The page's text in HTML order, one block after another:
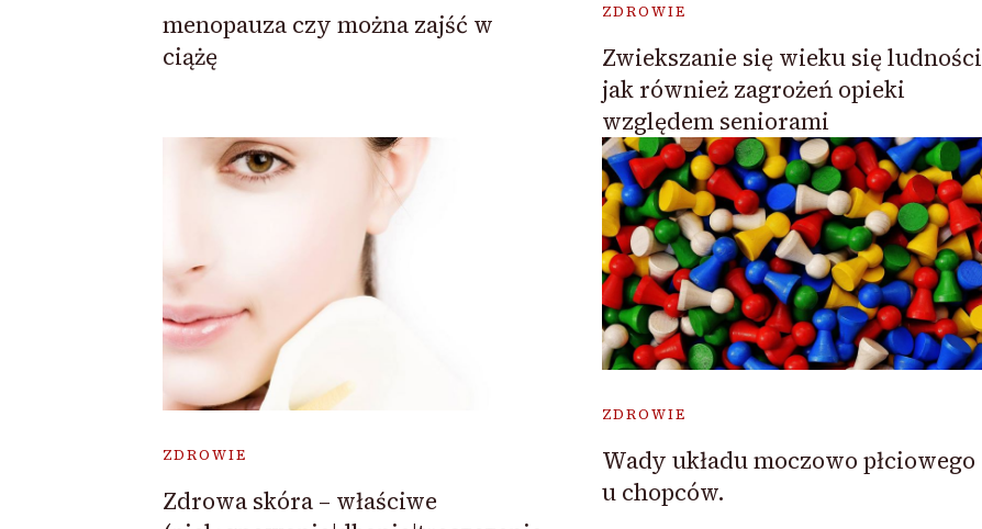
menopauza czy można zajść w
ciążę
ZDROWIE
Zwiekszanie się wieku się ludności
jak również zagrożeń opieki
względem seniorami
ZDROWIE
Zdrowa skóra – właściwe
ZDROWIE
Wady układu moczowo płciowego
u chopców.